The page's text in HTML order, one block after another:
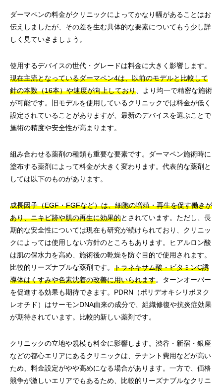
ダーマペンの料金がクリニックによってかなり幅があることはお
伝えしましたが、その差を生む具体的な要素についてもう少し詳
しく見ていきましょう。
使用するデバイスの世代・グレードは料金に大きく影響します。
現在主流となっているダーマペン4は、以前のモデルと比較して
針の本数（16本）や速度が向上しており 、より均一で精密な施術
が可能です。旧モデルを使用しているクリニックでは料金が低く
設定されていることがありますが、最新のデバイスを選ぶことで
施術の精度や安全性が高まります。
組み合わせる薬剤の種類も重要な要素です。ダーマペン施術時に
塗布する薬剤によって料金が大きく変わります。代表的な薬剤と
しては以下のものがあります。
成長因子（EGF・FGFなど）は、細胞の増殖・再生を促す働きが
あり、ニキビ跡や肌の再生に効果的とされています。ただし、長
期的な安全性については現在も研究が続けられており、クリニッ
クによっては使用しない方針のところもあります。ヒアルロン酸
は肌の保水力を高め、施術後の乾燥を防ぐ目的で使用されます。
比較的リーズナブルな薬剤です。 トラネキサム酸・ビタミンC誘
導体はくすみや色素沈着の改善に用いられます。ターンオーバー
を促進する効果も期待できます。PDRN（ポリデオキシリボヌク
レオチド）はサーモンDNA由来の成分で、組織修復や抗炎症効果
が期待されています。比較的新しい薬剤です。
クリニックの立地や規模も料金に影響します。渋谷・新宿・銀座
などの都心エリアにあるクリニックは、テナント費用などが高い
ため、料金設定がやや高めになる場合があります。一方で、価格
競争が激しいエリアでもあるため、比較的リーズナブルなクリニ